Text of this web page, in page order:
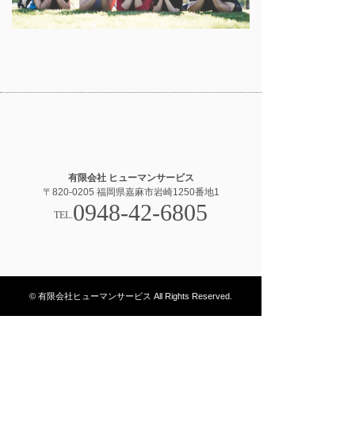
有限会社 ヒューマンサービス
〒820-0205 福岡県嘉麻市岩崎1250番地1
TEL.0948-42-6805
© 有限会社ヒューマンサービス All Rights Reserved.